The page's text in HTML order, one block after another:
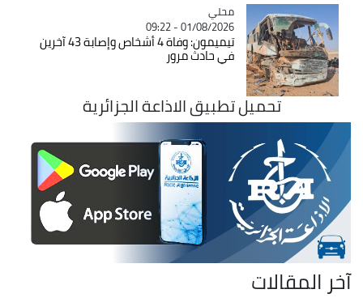
Catégorie
محلي
01/08/2026 - 09:22
تيميمون: وفاة 4 أشخاص وإصابة 43 آخرين
في حادث مرور
تحميل تطبيق الاذاعة الجزائرية
آخر المقالات